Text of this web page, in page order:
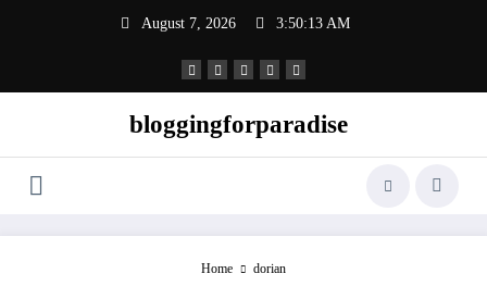
August 7, 2026 3:50:13 AM
bloggingforparadise
Home dorian